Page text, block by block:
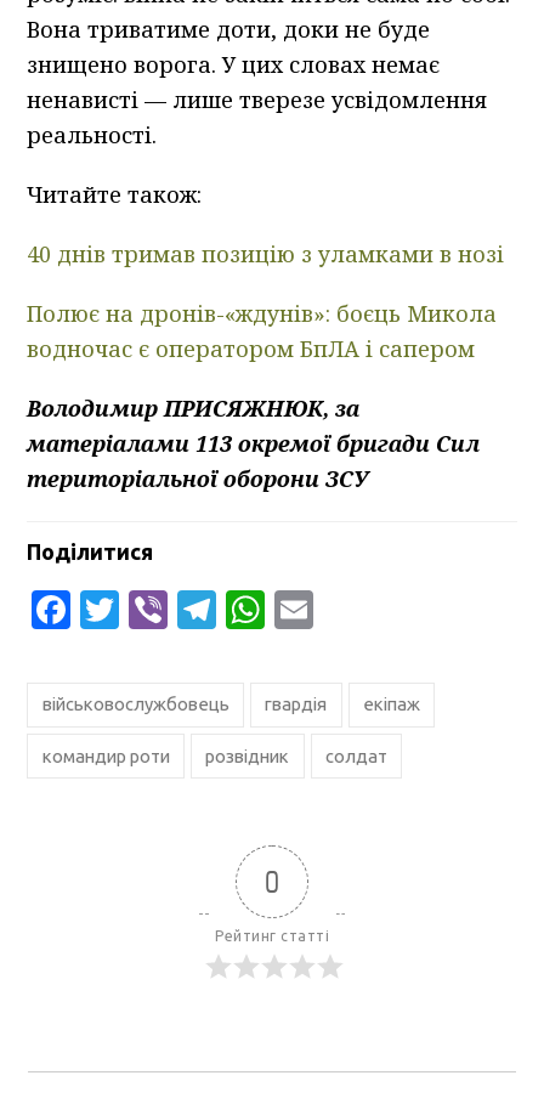
Вона триватиме доти, доки не буде
знищено ворога. У цих словах немає
ненависті — лише тверезе усвідомлення
реальності.
Читайте також:
40 днів тримав позицію з уламками в нозі
Полює на дронів-«ждунів»: боєць Микола
водночас є оператором БпЛА і сапером
Володимир ПРИСЯЖНЮК, за
матеріалами 113 окремої бригади Сил
територіальної оборони ЗСУ
Поділитися
Facebook
Twitter
ViberTelegram
WhatsApp
військовослужбовець гвардія екіпаж
командир роти розвідник солдат
0
Рейтинг статті